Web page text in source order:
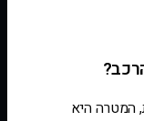
המטרה היא